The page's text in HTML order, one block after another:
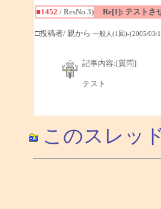
■1452 / ResNo.3) Re[1]: テストさ
□投稿者/ 親から 一般人(1回)-(2005/03/
記事内容:[質問]
テスト
このスレッ